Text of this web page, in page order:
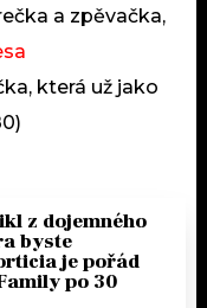
a zpěvačka,
která už jako
z dojemného
byste
je pořád
po 30